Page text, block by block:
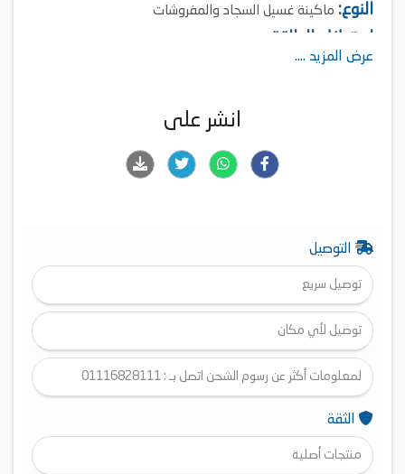
النوع: ماكينة غسيل السجاد والمفروشات
سعة خزان الماء:
خزانات مياه قابلة للإزالة
عرض المزيد ....
انشر على
التوصيل
توصيل سريع
توصيل لأي مكان
لمعلومات أكثر عن رسوم الشحن اتصل بـ : 01116828111
الثقة
منتجات أصلية